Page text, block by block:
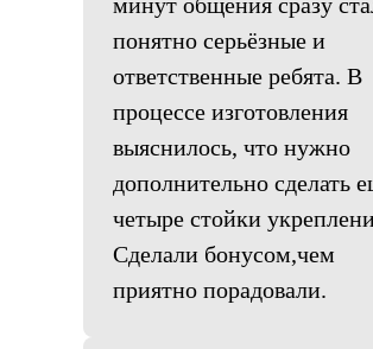
понятно серьёзные и
ответственные ребята. В
процессе изготовления
выяснилось, что нужно
дополнительно сделать
четыре стойки
Сделали бонусом,чем
приятно порадовали.